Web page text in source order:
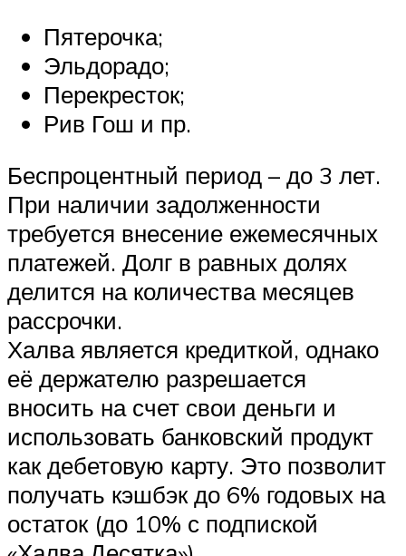
Пятерочка;
Эльдорадо;
Перекресток;
Рив Гош и пр.
Беспроцентный период – до 3 лет.
При наличии задолженности
требуется внесение ежемесячных
платежей. Долг в равных долях
делится на количества месяцев
рассрочки.
Халва является кредиткой, однако
её держателю разрешается
вносить на счет свои деньги и
использовать банковский продукт
как дебетовую карту. Это позволит
получать кэшбэк до 6% годовых на
остаток (до 10% с подпиской